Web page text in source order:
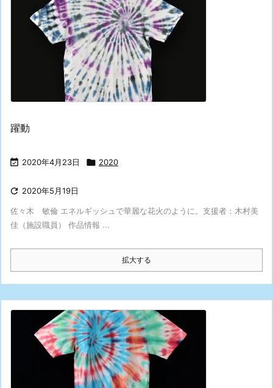
躍動
 2020年4月23日  2020
 2020年5月19日
佐々木 敏倫 エネルギッシュで華麗な花火のように。支援者：木村美
佳（施設職員） 作品情報 ...
拡大する